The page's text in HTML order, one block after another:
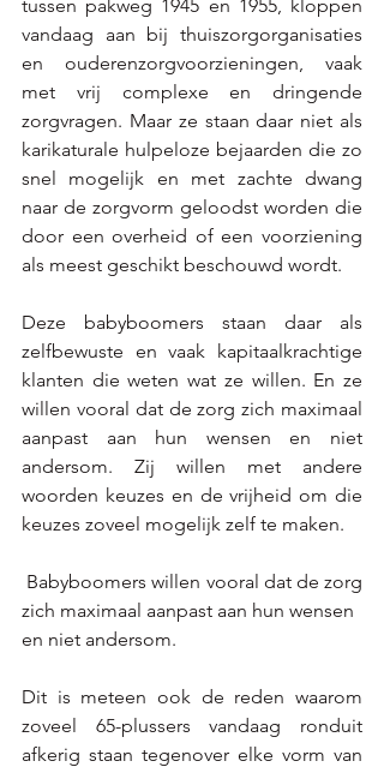
tussen pakweg 1945 en 1955, kloppen
vandaag aan bij thuiszorgorganisaties
en ouderenzorgvoorzieningen, vaak
met vrij complexe en dringende
zorgvragen. Maar ze staan daar niet als
karikaturale hulpeloze bejaarden die zo
snel mogelijk en met zachte dwang
naar de zorgvorm geloodst worden die
door een overheid of een voorziening
als meest geschikt beschouwd wordt.
Deze babyboomers staan daar als
zelfbewuste en vaak kapitaalkrachtige
klanten die weten wat ze willen. En ze
willen vooral dat de zorg zich maximaal
aanpast aan hun wensen en niet
andersom. Zij willen met andere
woorden keuzes en de vrijheid om die
keuzes zoveel mogelijk zelf te maken.
zich maximaal aanpast aan hun wensen
en niet andersom.
Dit is meteen ook de reden waarom
zoveel 65-plussers vandaag ronduit
afkerig staan tegenover elke vorm van